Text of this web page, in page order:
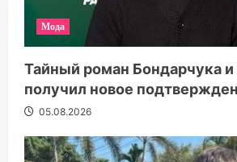
Мода
Тайный роман Бондарчука и
получил новое
05.08.2026